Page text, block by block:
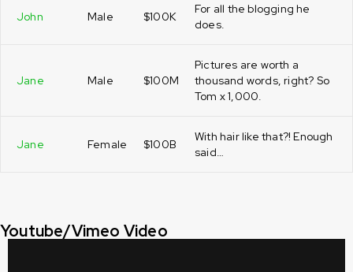
John Male $100K
For all the blogging he
does.
Jane Male $100M
Pictures are worth a
thousand words, right? So
Tom x 1,000.
Jane Female $100B
With hair like that?! Enough
said…
Youtube/Vimeo Video